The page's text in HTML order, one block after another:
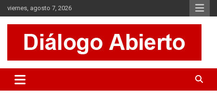
Saltar
al
contenido
viernes, agosto 7, 2026
Diálogo Abierto
Se tratan diversos temas de actualidad buscando hacer un
aporte a la sociedad, brindando información relevante de lo que